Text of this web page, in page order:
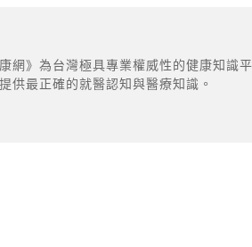
康網》為台灣極具專業權威性的健康知識
供最正確的就醫認知與醫療知識。